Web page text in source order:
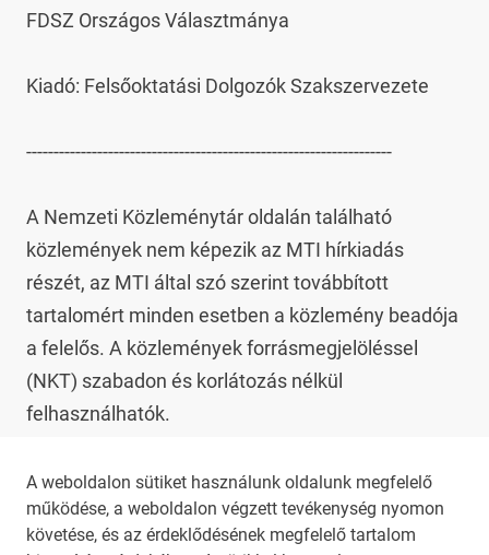
A weboldalon sütiket használunk oldalunk megfelelő
működése, a weboldalon végzett tevékenység nyomon
követése, és az érdeklődésének megfelelő tartalom
FDSZ Országos Választmánya
Kiadó: Felsőoktatási Dolgozók Szakszervezete
-------------------------------------------------------------------
A Nemzeti Közleménytár oldalán található
közlemények nem képezik az MTI hírkiadás
részét, az MTI által szó szerint továbbított
tartalomért minden esetben a közlemény beadója
a felelős. A közlemények forrásmegjelöléssel
(NKT) szabadon és korlátozás nélkül
felhasználhatók.
Az NKT szolgáltatással kapcsolatban további
információt az nkt@dunamsz.hu elektronikus
levelező címen kaphat.